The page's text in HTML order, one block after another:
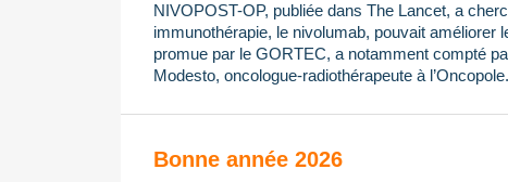
NIVOPOST-OP, publiée dans The Lancet, a
immunothérapie, le nivolumab, pouvait améliorer
promue par le GORTEC, a notamment compté
Modesto, oncologue-radiothérapeute à l’Oncopole.
Bonne année 2026